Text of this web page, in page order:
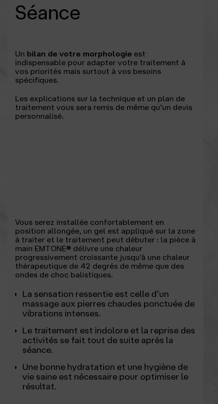
Séance
Un bilan de votre morphologie est
indispensable pour adapter votre traitement à
vos priorités mais surtout à vos besoins
spécifiques.
Les explications sur la technique et un plan de
traitement vous sera remis de même qu’un devis
personnalisé.
Vous serez installée confortablement en
position allongée, un gel est appliqué sur la zone
à traiter et le traitement peut débuter : la pièce à
main EMTONE® délivre une chaleur
progressivement croissante jusqu’à une chaleur
thérapeutique de 42 degrés de même que des
ondes de choc balistiques.
La sensation ressentie est celle d’un
massage aux pierres chaudes ponctuée de
vibrations intenses.
Le traitement est indolore et la reprise des
activités se fait tout de suite après la
séance.
Une bonne hydratation et une hygiène de
vie saine est nécessaire pour optimiser le
résultat.